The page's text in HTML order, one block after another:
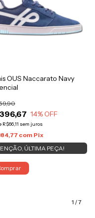
OUS Naccarato Navy
14% OFF
R$66,11 sem juros
com Pix
ÚLTIMA PEÇA!
1 /7